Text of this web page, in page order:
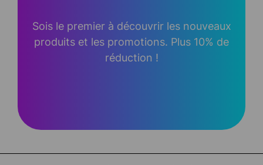
Sois le premier à découvrir les nouveaux
produits et les promotions. Plus 10% de
réduction !